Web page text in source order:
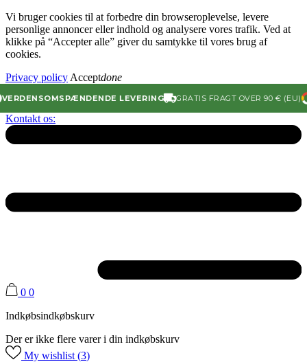
Vi bruger cookies til at forbedre din browseroplevelse, levere
personlige annoncer eller indhold og analysere vores trafik. Ved at
klikke på “Accepter alle” giver du samtykke til vores brug af
cookies.
Privacy policy Acceptdone
LEVERING GRATIS FRAGT OVER 90 € (EU)
Kontakt os:
0 0
Indkøbsindkøbskurv
Der er ikke flere varer i din indkøbskurv
My wishlist (3)